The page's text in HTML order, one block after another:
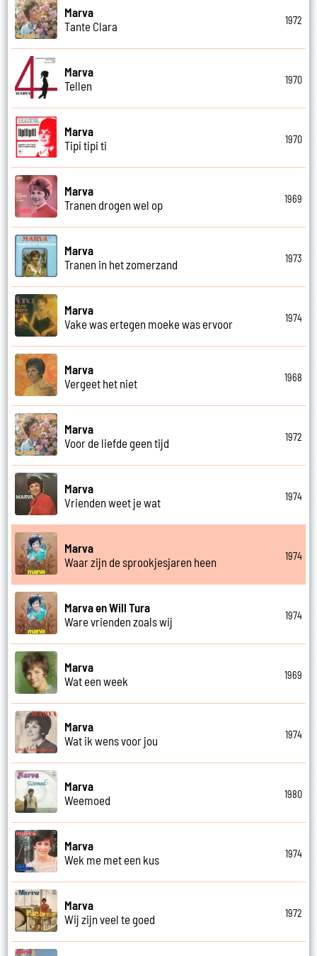
Marva
Tante Clara
1972
Marva
Tellen
1970
Marva
Tipi tipi ti
1970
Marva
Tranen drogen wel op
1969
Marva
Tranen in het zomerzand
1973
Marva
Vake was ertegen moeke was ervoor
1974
Marva
Vergeet het niet
1968
Marva
Voor de liefde geen tijd
1972
Marva
Vrienden weet je wat
1974
Marva
Waar zijn de sprookjesjaren heen
1974
Marva en Will Tura
Ware vrienden zoals wij
1974
Marva
Wat een week
1969
Marva
Wat ik wens voor jou
1974
Marva
Weemoed
1980
Marva
Wek me met een kus
1974
Marva
Wij zijn veel te goed
1972